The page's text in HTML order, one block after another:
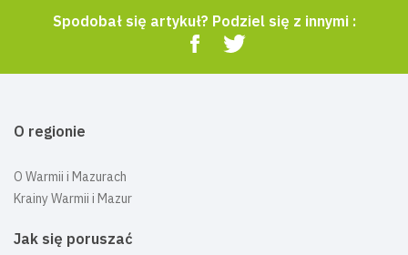
Spodobał się artykuł? Podziel się z innymi :
O regionie
O Warmii i Mazurach
Krainy Warmii i Mazur
Jak się poruszać